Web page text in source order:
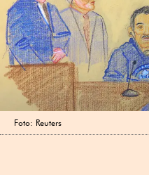
Foto: Reuters